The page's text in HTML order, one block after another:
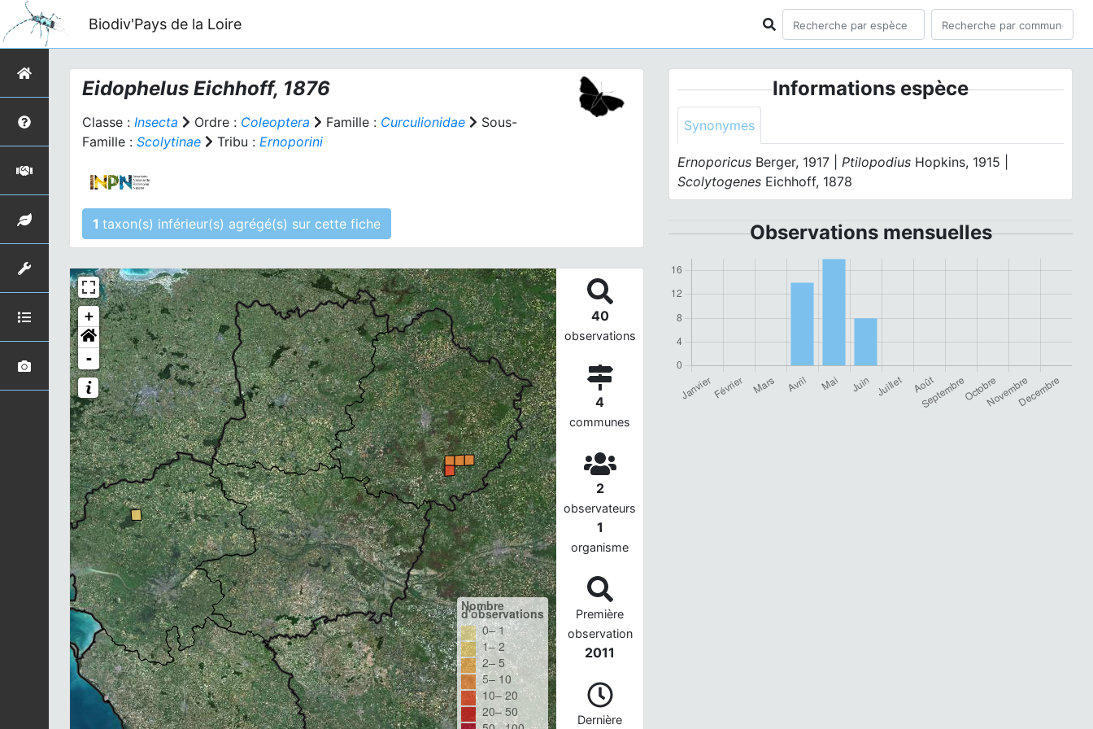
Biodiv'Pays de la Loire
Eidophelus Eichhoff, 1876
Classe : Insecta Ordre : Coleoptera Famille : Curculionidae
Sous-
Famille : Scolytinae Tribu : Ernoporini
1 taxon(s) inférieur(s) agrégé(s) sur cette fiche
+
-
Nombre
d'observations
0– 1
1– 2
2– 5
5– 10
10– 20
20– 50
40
observations
4
communes
2
observateurs
1
organisme
Première
observation
2011
Dernière
Informations espèce
Synonymes
Ernoporicus Berger, 1917 |Ptilopodius Hopkins, 1915 |
Scolytogenes Eichhoff, 1878
Observations mensuelles